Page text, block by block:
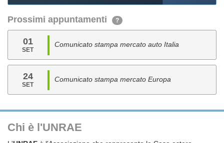
Prossimi appuntamenti ?
01
SET
Comunicato stampa mercato auto Italia
24
SET
Comunicato stampa mercato Europa
Chi è l'UNRAE